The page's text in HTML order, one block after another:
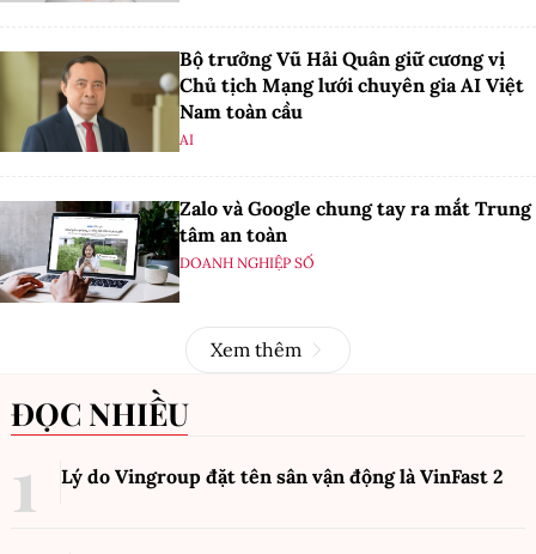
Bộ trưởng Vũ Hải Quân giữ cương vị
Chủ tịch Mạng lưới chuyên gia AI Việt
Nam toàn cầu
AI
Zalo và Google chung tay ra mắt Trung
tâm an toàn
DOANH NGHIỆP SỐ
Xem thêm
ĐỌC NHIỀU
Lý do Vingroup đặt tên sân vận động là VinFast 2